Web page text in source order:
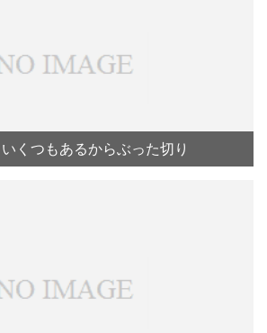
くつもあるからぶった切り